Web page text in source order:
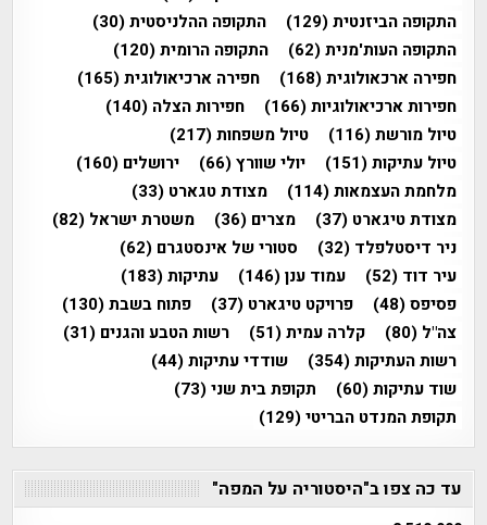
התקופה הביזנטית(129) התקופה ההלניסטית(30)
התקופה העות'מנית(62) התקופה הרומית(120)
חפירה ארכאולוגית(168) חפירה ארכיאולוגית(165)
חפירות ארכיאולוגיות(166) חפירות הצלה (140)
טיול מורשת(116) טיול משפחות(217)
טיול עתיקות(151) יולי שוורץ(66) ירושלים (160)
מלחמת העצמאות(114) מצודת טגארט (33)
מצודת טיגארט (37) מצרים (36) משטרת ישראל (82)
ניר דיסטלפלד (32) סטורי של אינסטגרם (62)
עיר דוד (52) עמוד ענן(146) עתיקות(183)
פסיפס(48) פרויקט טיגארט (37) פתוח בשבת(130)
צה"ל (80) קלרה עמית(51) רשות הטבע והגנים (31)
רשות העתיקות(354) שודדי עתיקות(44)
שוד עתיקות(60) תקופת בית שני(73)
תקופת המנדט הבריטי(129)
עד כה צפו ב"היסטוריה על המפה"